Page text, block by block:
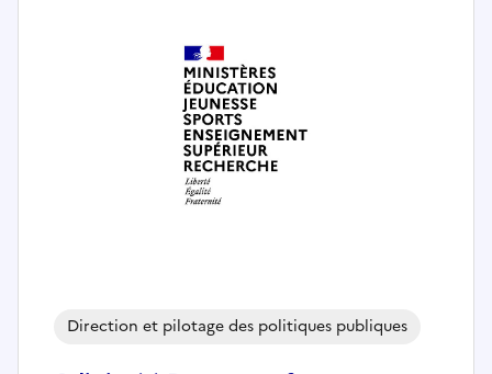
Direction et pilotage des politiques publiques